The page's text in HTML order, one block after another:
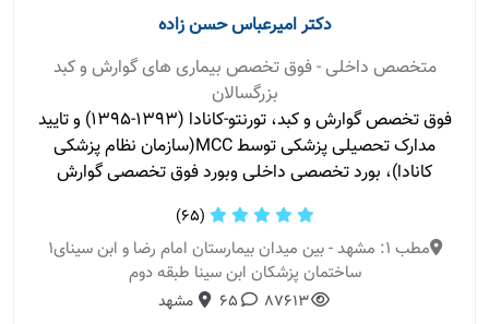
دکتر امیرعباس حسن زاده
متخصص داخلی - فوق تخصص بیماری های گوارش و کبد
بزرگسالان
فوق تخصص گوارش و کبد، تورنتو-کانادا (۱۳۹۳-۱۳۹۵) و تایید
مدارک تحصیلی پزشکی توسط MCC(سازمان نظام پزشکی
کانادا)، بورد تخصصی داخلی وبورد فوق تخصصی گوارش
(65)
مطب 1: مشهد - بین میدان بیمارستان امام رضا و ابن سینای۱
ساختمان پزشکان ابن سینا طبقه دوم
87613
65 مشهد